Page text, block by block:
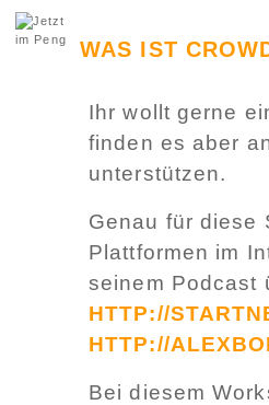
WAS IST
Ihr wollt gerne
finden es aber
unterstützen.
Genau für diese
Plattformen im
seinem Podcast
HTTP://
HTTP://
Bei diesem